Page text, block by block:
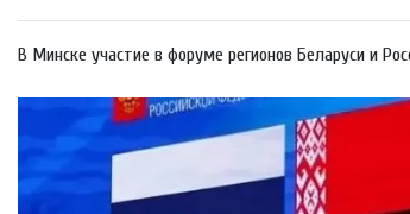
В Минске участие в форуме регионов Беларуси и